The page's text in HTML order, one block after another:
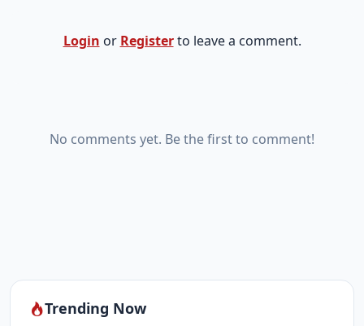
Login or Registerto leave a comment.
No comments yet. Be the first to comment!
Trending Now